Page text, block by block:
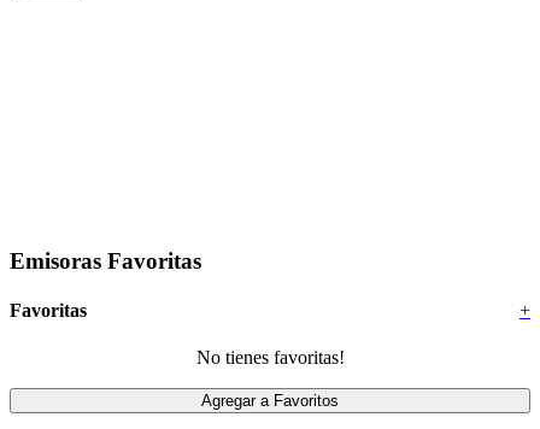
Emisoras Favoritas
+
Favoritas
No tienes favoritas!